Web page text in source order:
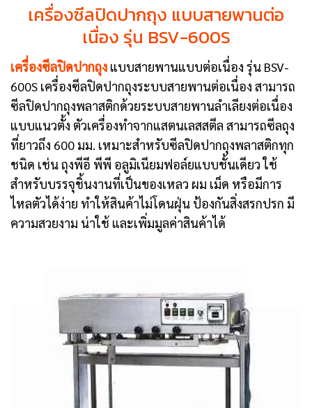
เครื่องซีลปิดปากถุง แบบสายพานต่อ
เนื่อง รุ่น BSV-600S
เครื่องซีลปิดปากถุง แบบสายพานแบบต่อเนื่อง รุ่น BSV-
600S เครื่องซีลปิดปากถุงระบบสายพานต่อเนื่อง สามารถ
ซีลปิดปากถุงพลาสติกด้วยระบบสายพานลำเลียงต่อเนื่อง
แบบแนวตั้ง ตัวเครื่องทำจากแสตนเลสสตีล สามารถซีลถุง
ที่ยาวถึง 600 มม. เหมาะสำหรับซีลปิดปากถุงพลาสติกทุก
ชนิด เช่น ถุงพีอี พีพี อลูมิเนียมฟอล์ยแบบชั้นเดียว ใช้
สำหรับบรรจุชิ้นงานที่เป็นของเหลว ผม เม็ด หรือมีการ
ไหลตัวได้ง่าย ทำให้สินค้าไม่โดนฝุ่น ป้องกันสิ่งสรกปรก มี
ความสวยงาม น่าใช้ และเพิ่มมูลค่าสินค้าได้